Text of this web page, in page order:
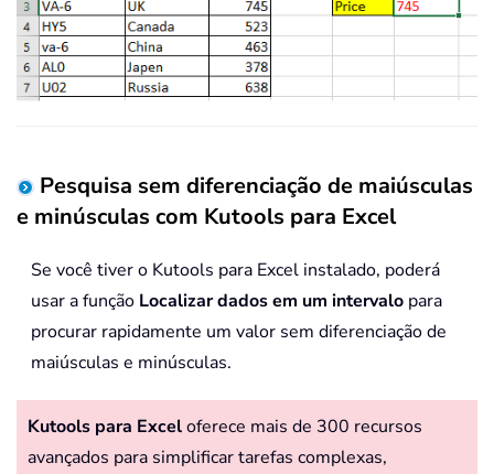
Pesquisa sem diferenciação de maiúsculas
e minúsculas com Kutools para Excel
Se você tiver o Kutools para Excel instalado, poderá
usar a função Localizar dados em um intervalo para
procurar rapidamente um valor sem diferenciação de
maiúsculas e minúsculas.
Kutools para Exceloferece mais de 300 recursos
avançados para simplificar tarefas complexas,